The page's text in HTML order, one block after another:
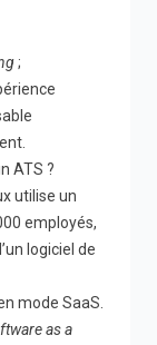
;
ATS ?
utilise un
employés,
logiciel de
mode SaaS.
as a